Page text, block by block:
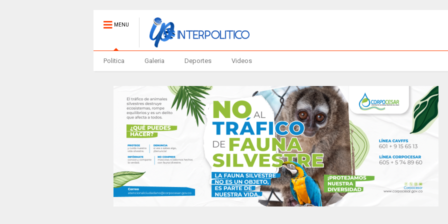
MENU
Politica Galeria Deportes Videos